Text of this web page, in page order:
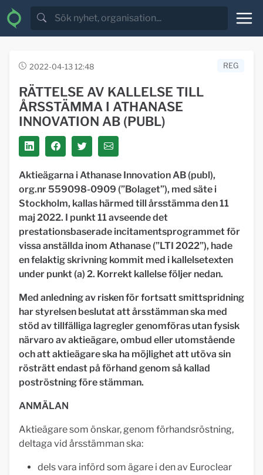
2022-04-13 12:48 REG
RÄTTELSE AV KALLELSE TILL
ÅRSSTÄMMA I ATHANASE
INNOVATION AB (PUBL)
Aktieägarna i Athanase Innovation AB (publ),
org.nr 559098-0909 (”Bolaget”), med säte i
Stockholm, kallas härmed till årsstämma den 11
maj 2022. I punkt 11 avseende det
prestationsbaserade incitamentsprogrammet för
vissa anställda inom Athanase (”LTI 2022”), hade
en felaktig skrivning kommit med i kallelsetexten
under punkt (a) 2. Korrekt kallelse följer nedan.
Med anledning av risken för fortsatt smittspridning
har styrelsen beslutat att årsstämman ska med
stöd av tillfälliga lagregler genomföras utan fysisk
närvaro av aktieägare, ombud eller utomstående
och att aktieägare ska ha möjlighet att utöva sin
rösträtt endast på förhand genom så kallad
poströstning före stämman.
ANMÄLAN
Aktieägare som önskar, genom förhandsröstning,
deltaga vid årsstämman ska:
dels vara införd som ägare i den av Euroclear